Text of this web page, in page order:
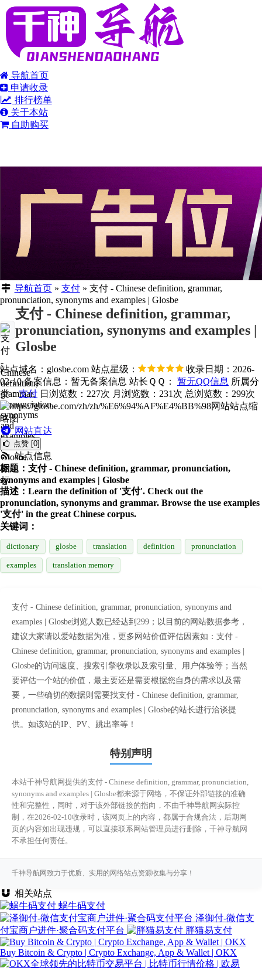
导航首页
申请收录
排行榜单
关于本站
自助购买
导航首页» 支付» 支付 - Chinese definition, grammar,
pronunciation, synonyms and examples | Glosbe
支付 - Chinese definition, grammar,
pronunciation, synonyms and examples |
Glosbe
站点域名：glosbe.com 站点星级：
收录日期：2026-
02-10 备案信息： 暂无备案信息 站长ＱＱ： 暂无QQ信息 所属分
类：支付 日浏览数：227次 月浏览数：231次 总浏览数：299次
网站直达
点赞 [0]
站点信息
标题：支付 - Chinese definition, grammar, pronunciation,
synonyms and examples | Glosbe
描述：Learn the definition of '支付'. Check out the
pronunciation, synonyms and grammar. Browse the use examples
'支付' in the great Chinese corpus.
关键词：
dictionary glosbe translation definition pronunciation
examples translation memory
支付 - Chinese definition, grammar, pronunciation, synonyms and
examples | Glosbe浏览人数已经达到299；以目前的网站数据参考，
建议大家请以爱站数据为准，更多网站价值评估因素如：支付 -
Chinese definition, grammar, pronunciation, synonyms and examples |
Glosbe的访问速度、搜索引擎收录以及索引量、用户体验等；当然
要评估一个站的价值，最主要还是需要根据您自身的需求以及需
要，一些确切的数据则需要找支付 - Chinese definition, grammar,
pronunciation, synonyms and examples | Glosbe的站长进行洽谈提
供。如该站的IP、PV、跳出率等！
特别声明
本站千神导航网提供的支付 - Chinese definition, grammar, pronunciation,
synonyms and examples | Glosbe都来源于网络，不保证外部链接的准确
性和完整性，同时，对于该外部链接的指向，不由千神导航网实际控
制，在2026-02-10收录时，该网页上的内容，都属于合规合法，后期网
页的内容如出现违规，可以直接联系网站管理员进行删除，千神导航网
不承担任何责任。
千神导航网致力于优质、实用的网络站点资源收集与分享！
相关站点
蜗牛码支付
泽御付-微信支
付宝商户进件·聚合码支付平台
胖猫易支付
Buy Bitcoin & Crypto | Crypto Exchange, App & Wallet | OKX